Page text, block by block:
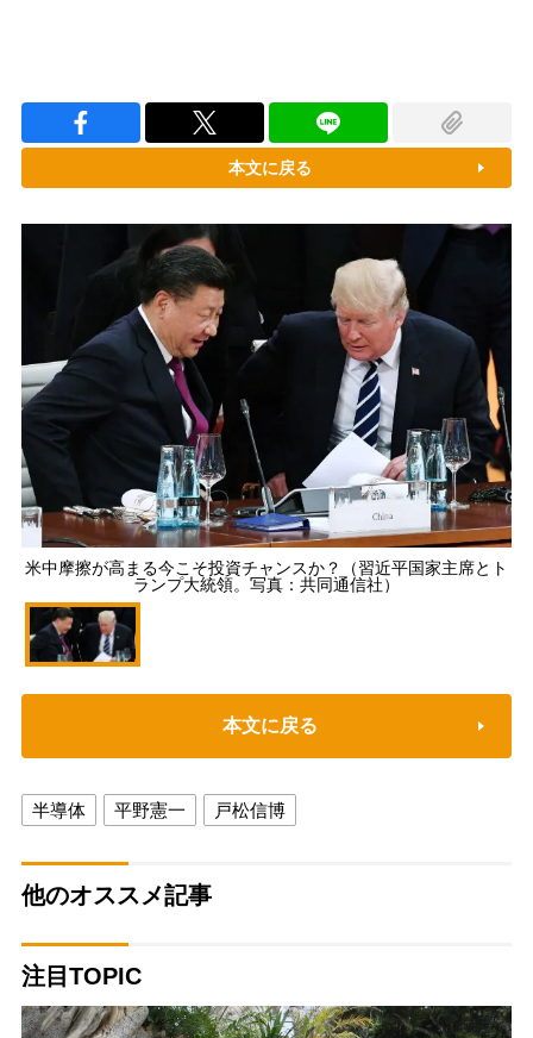
本文に戻る
米中摩擦が高まる今こそ投資チャンスか？（習近平国家主席とト
ランプ大統領。写真：共同通信社）
本文に戻る
半導体 平野憲一 戸松信博
他のオススメ記事
注目TOPIC